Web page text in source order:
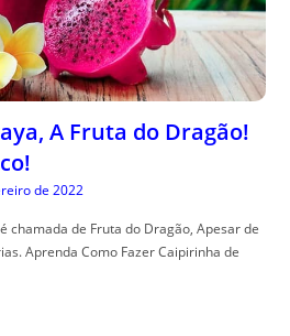
A Fruta do Dragão!
de 2022
chamada de Fruta do Dragão, Apesar de
Aprenda Como Fazer Caipirinha de